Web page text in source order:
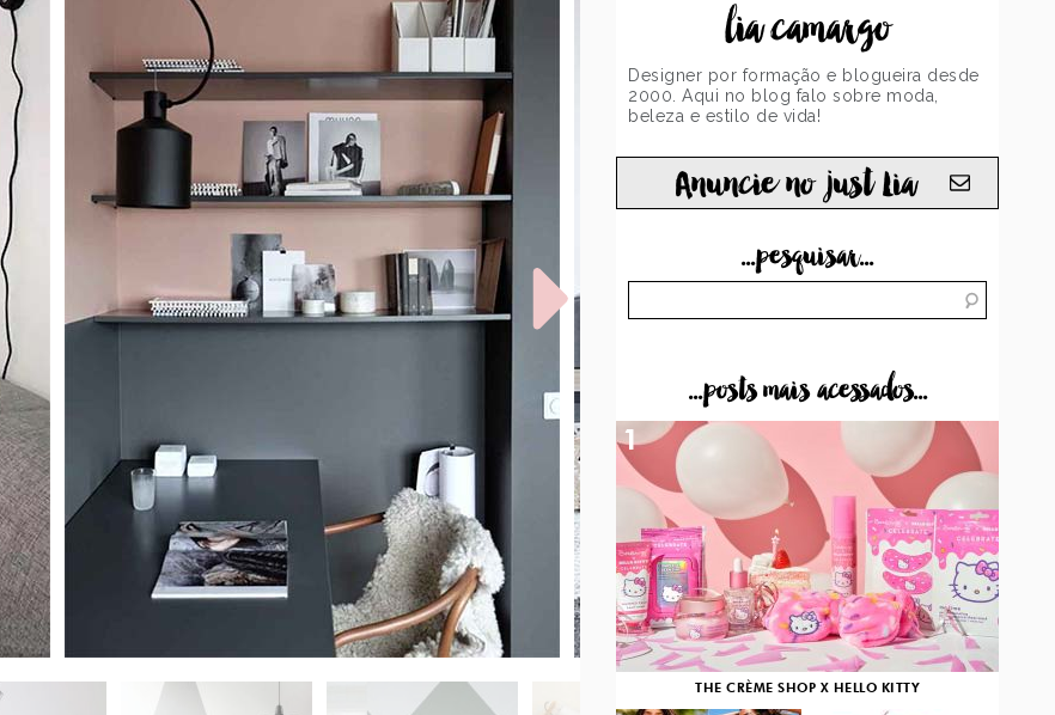
lia camargo
Designer por formação e blogueira desde
2000. Aqui no blog falo sobre moda,
beleza e estilo de vida!
Anuncie no just Lia
...pesquisar...
...posts mais acessados...
THE CRÈME SHOP X HELLO KITTY
1